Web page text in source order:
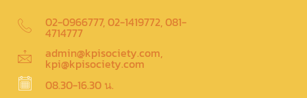
02-0966777, 02-1419772, 081-
4714777
admin@kpisociety.com,
kpi@kpisociety.com
08.30-16.30 น.